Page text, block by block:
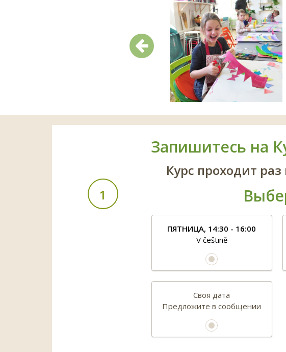
Предыдущий
Запишитесь на
1
Курс проходит
ПЯТНИЦА, 14:30 - 16:00
V češtině
Своя дата
Предложите в сообщении